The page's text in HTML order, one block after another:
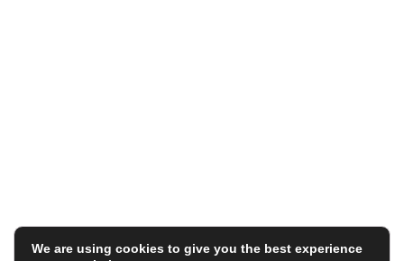
We are using cookies to give you the best experience